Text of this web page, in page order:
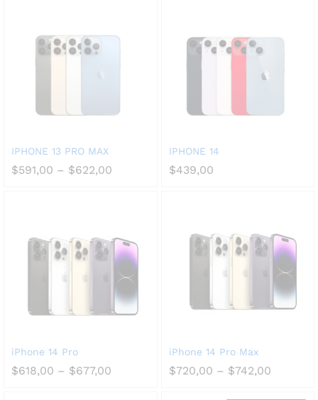
IPHONE 13 PRO MAX
$591,00 – $622,00
IPHONE 14
$439,00
iPhone 14 Pro
$618,00 – $677,00
iPhone 14 Pro Max
$720,00 – $742,00